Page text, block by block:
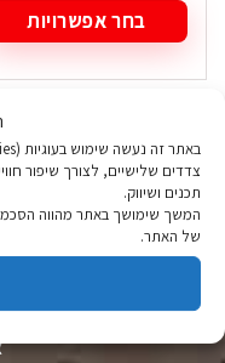
צדדים שלישיים, לצורך שיפור
תכנים ושיווק.
המשך שימושך באתר מהווה
של האתר.
בחר אפשרויות
למוצר
זה
סוגים.
ניתן
לבחור
את
האפשרויות
בעמוד